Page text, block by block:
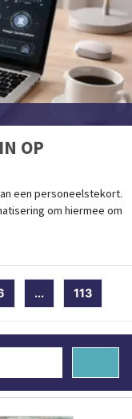
OP
een personeelstekort.
om hiermee om
... 113